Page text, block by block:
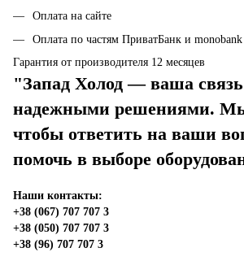
Оплата на сайте
Оплата по частям ПриватБанк и monobank
Гарантия от производителя 12 месяцев
"Запад Холод — ваша
надежными решениями. Мы
чтобы ответить на ваши
помочь в выборе
Наши контакты:
+38 (067) 707 707 3
+38 (050) 707 707 3
+38 (96) 707 707 3